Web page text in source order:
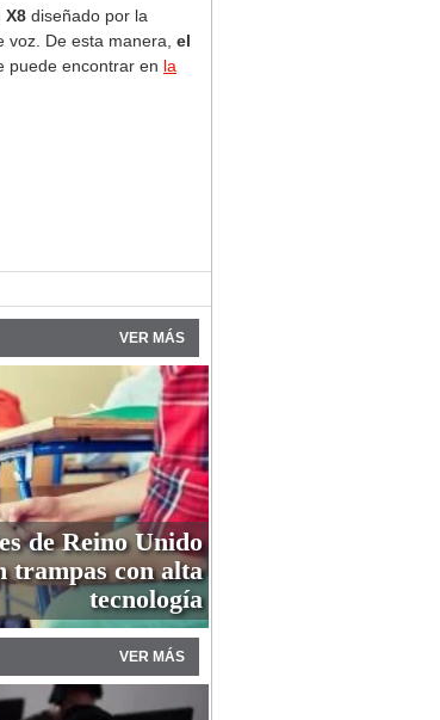
X8 diseñado por la
De esta manera, el
puede encontrar en la
VER MÁS
de Reino Unido
trampas con alta
tecnología
VER MÁS